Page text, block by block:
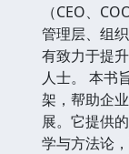
（CEO、
管理层、组
有致力于提
人士。 本书
架，帮助企
展。它提供
学与方法论